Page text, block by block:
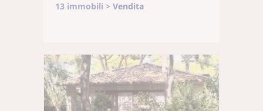
13 immobili > Vendita